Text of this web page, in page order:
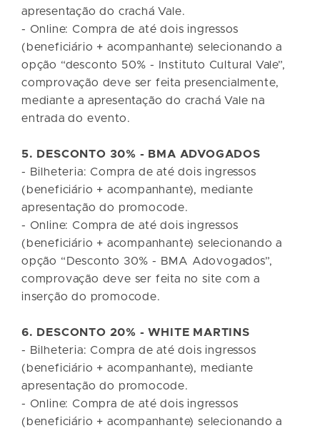
apresentação do crachá Vale.
- Online: Compra de até dois ingressos
(beneficiário + acompanhante) selecionando a
opção “desconto 50% - Instituto Cultural Vale”,
comprovação deve ser feita presencialmente,
mediante a apresentação do crachá Vale na
entrada do evento.
5. DESCONTO 30% - BMA ADVOGADOS
- Bilheteria: Compra de até dois ingressos
(beneficiário + acompanhante), mediante
apresentação do promocode.
- Online: Compra de até dois ingressos
(beneficiário + acompanhante) selecionando a
opção “Desconto 30% - BMA Adovogados”,
comprovação deve ser feita no site com a
inserção do promocode.
6. DESCONTO 20% - WHITE MARTINS
- Bilheteria: Compra de até dois ingressos
(beneficiário + acompanhante), mediante
apresentação do promocode.
- Online: Compra de até dois ingressos
(beneficiário + acompanhante) selecionando a